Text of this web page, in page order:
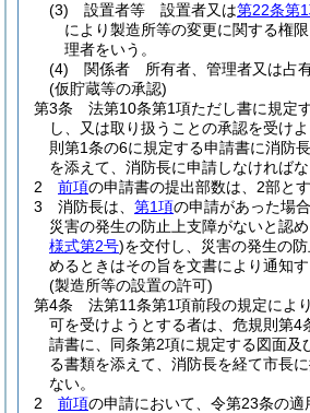
(3)
設置者等 設置者又は第22条第
により製造所等の変更に関する権
理者をいう。
(4)
関係者 所有者、管理者又は占有
(仮貯蔵等の承認)
第3条
法第10条第1項ただし書に規定
し、又は取り扱うことの承認を受け
則第1条の6に規定する申請書に消防
を添えて、消防長に申請しなければな
2
前項の申請書の提出部数は、2部とす
3
消防長は、 第1項の申請があった場
災害の発生の防止上支障がないと認
様式第2号)を交付し、災害の発生の
めるときはその旨を文書により通知す
(製造所等の設置の許可)
第4条
法第11条第1項前段の規定によ
可を受けようとする者は、危規則第4
請書に、同条第2項に規定する図面及
る書類を添えて、消防長を経て市長
ない。
2
前項の申請において、令第23条の適